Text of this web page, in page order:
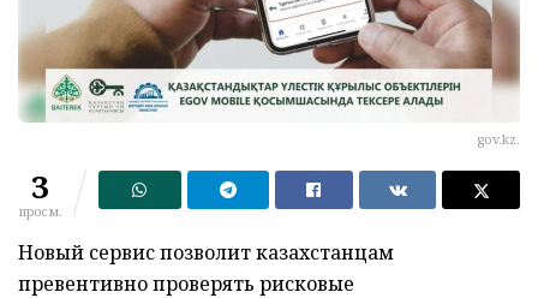
gov.kz.
3
просм.
Новый сервис позволит казахстанцам
превентивно проверять рисковые